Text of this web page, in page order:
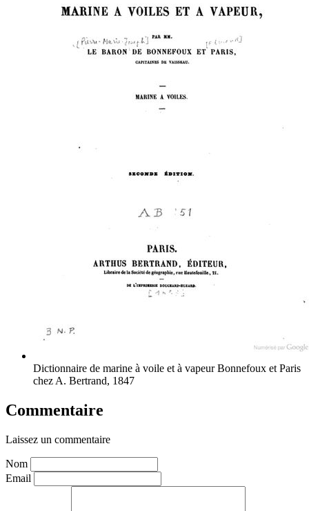
Dictionnaire de marine à voile et à vapeurBonnefoux et Paris
chez A. Bertrand, 1847
Commentaire
Laissez un commentaire
Nom
Email